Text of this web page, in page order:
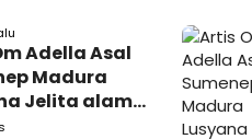
Bukti
Adella Asal
Madura
Jelita alami
di